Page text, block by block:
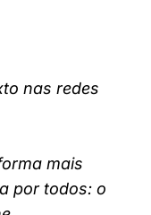
nas redes
mais
por todos: o